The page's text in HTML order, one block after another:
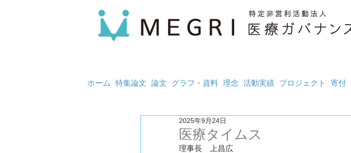
ホーム 特集論文 論文 グラフ・資料 理念 活動実績 プロジェクト 寄付
医療タイムス
2025年9月24日
理事長　上昌広